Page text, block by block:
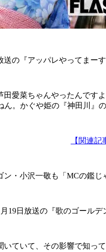
の『アッパレやってまー
田愛菜ちゃんやったんです
ん。かぐや姫の『神田川
【関連
・小沢一敬も「MCの鑑じ
日放送の『歌のゴールデ
ていて、その影響で知っ